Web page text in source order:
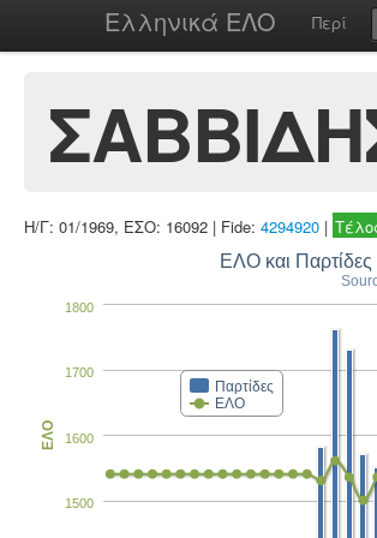
Ελληνικά ΕΛΟ Περί
Η/Γ: 01/1969, ΕΣΟ: 16092 | Fide: 4294920 |
ΕΛΟ και
Παρτίδες
ΕΛΟ
1500
1600
1700
1800
ΕΛΟ